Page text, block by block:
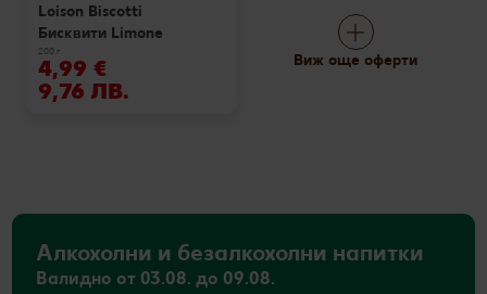
Loison Biscotti
Бисквити Limone
200 г
4,99 €
9,76 ЛВ.
Виж още оферти
Алкохолни и безалкохолни напитки
Валидно от 03.08. до 09.08.